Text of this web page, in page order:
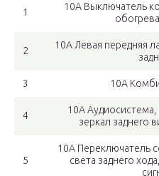
1
10А Выключатель
2
10А Левая передняя
3 10А
4
10А
зеркал заднего
5
10А Переключатель
света заднего